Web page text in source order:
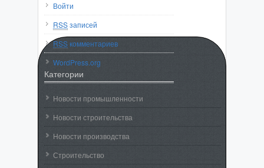
Войти
RSSзаписей
RSSкомментариев
WordPress.org
Категории
Новости промышленности
Новости строительства
Новости производства
Строительство